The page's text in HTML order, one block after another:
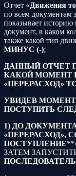
Отчет «Движения
по всем документам
показывает историю
документ, в каком
также какой тип
МИНУС (-);
ДАННЫЙ ОТЧЕТ
КАКОЙ МОМЕНТ
«ПЕРЕРАСХОД»
УВИДЕВ
ПОСТУПИТЬ
1) ДО
«ПЕРЕРАСХОД»,
ПОСТУПЛЕНИЕ
ЗАТЕМ